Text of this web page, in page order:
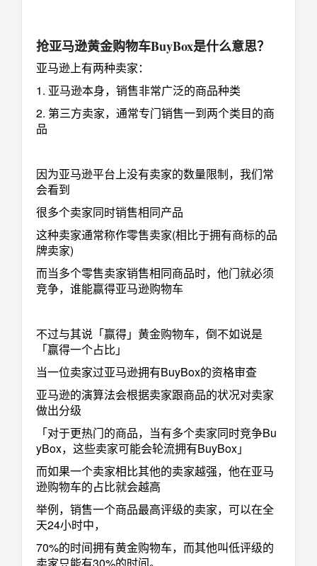
抢亚马逊黄金购物车BuyBox是什么意思？
亚马逊上有两种卖家：
1. 亚马逊本身，销售非常广泛的商品种类
2. 第三方卖家，通常专门销售一到两个类目的商
品
因为亚马逊平台上没有卖家的数量限制，我们常
会看到
很多个卖家同时销售相同产品
这种卖家通常称作零售卖家(相比于拥有商标的品
牌卖家)
而当多个零售卖家销售相同商品时，他门就必须
竞争，谁能赢得亚马逊购物车
不过与其说「赢得」黄金购物车，倒不如说是
「赢得一个占比」
当一位卖家过亚马逊拥有BuyBox的资格审查
亚马逊的演算法会根据卖家跟商品的状况对卖家
做出分级
「对于更热门的商品，当有多个卖家同时竞争Bu
yBox，这些卖家可能会轮流拥有BuyBox」
而如果一个卖家相比其他的卖家越强，他在亚马
逊购物车的占比就会越高
举例，销售一个商品最高评级的卖家，可以在全
天24小时中，
70%的时间拥有黄金购物车，而其他叫低评级的
卖家只能有30%的时间。